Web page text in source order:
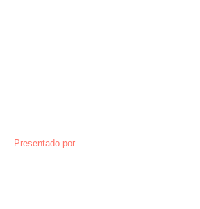
Presentado por